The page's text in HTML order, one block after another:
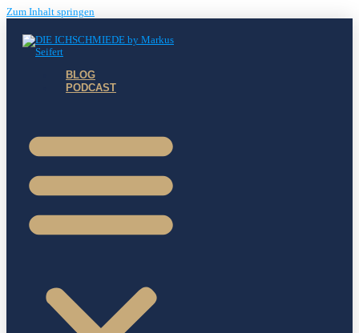
Zum Inhalt springen
BLOG
PODCAST